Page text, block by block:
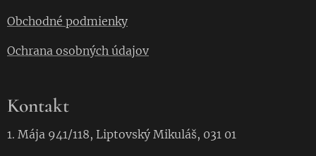
Obchodné podmienky
Ochrana osobných údajov
Kontakt
1. Mája 941/118, Liptovský Mikuláš, 031 01